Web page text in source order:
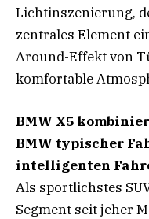
Lichtinszenierung,
zentrales Element
Around-Effekt von
komfortable
BMW X5
BMW typischer
intelligenten
Als sportlichstes
Segment seit jeher